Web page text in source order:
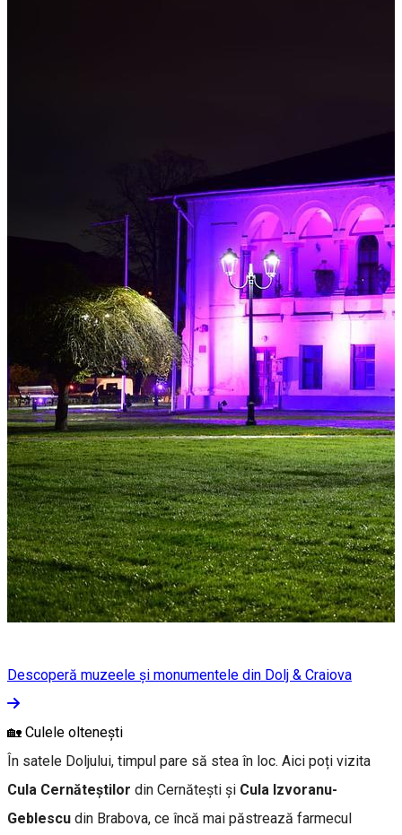
Descoperă muzeele și monumentele din Dolj & Craiova
🏡 Culele oltenești
În satele Doljului, timpul pare să stea în loc. Aici poți vizita
Cula Cernăteștilor din Cernătești și Cula Izvoranu-
Geblescu din Brabova, ce încă mai păstrează farmecul